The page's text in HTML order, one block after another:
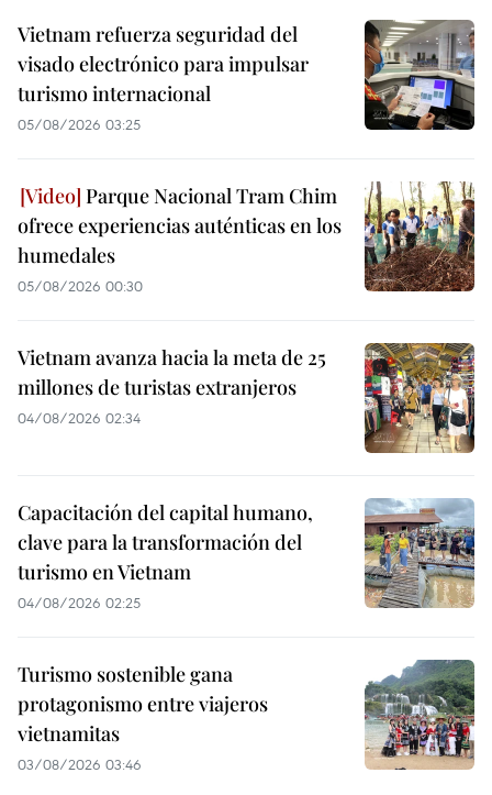
Vietnam refuerza seguridad del
visado electrónico para impulsar
turismo internacional
05/08/2026 03:25
Parque Nacional Tram Chim
ofrece experiencias auténticas en los
humedales
05/08/2026 00:30
Vietnam avanza hacia la meta de 25
millones de turistas extranjeros
04/08/2026 02:34
Capacitación del capital humano,
clave para la transformación del
turismo en Vietnam
04/08/2026 02:25
Turismo sostenible gana
protagonismo entre viajeros
vietnamitas
03/08/2026 03:46